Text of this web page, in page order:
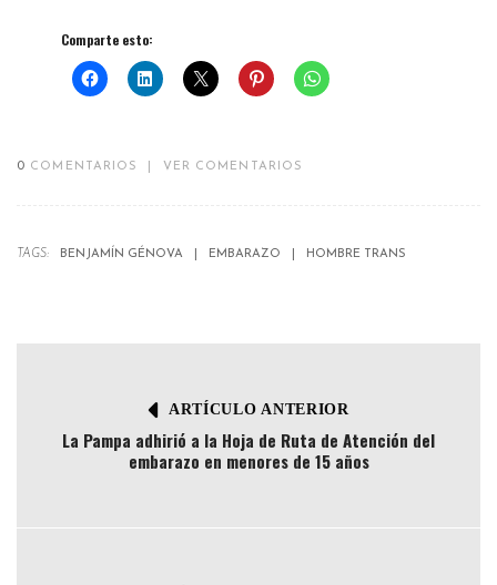
Comparte esto:
0 COMENTARIOS VER COMENTARIOS
TAGS: BENJAMÍN GÉNOVA EMBARAZO HOMBRE TRANS
ARTÍCULO ANTERIOR
La Pampa adhirió a la Hoja de Ruta de Atención del
embarazo en menores de 15 años